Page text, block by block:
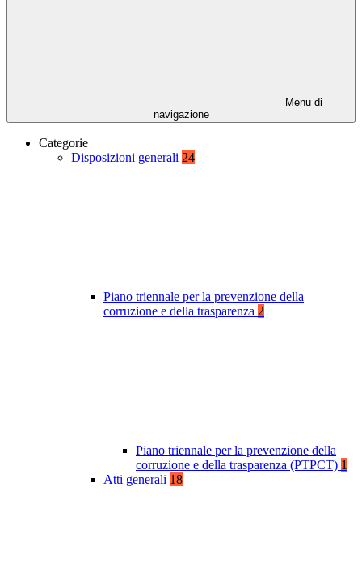
Menu di
navigazione
Categorie
Disposizioni generali 24
Piano triennale per la prevenzione della
corruzione e della trasparenza 2
Piano triennale per la prevenzione della
corruzione e della trasparenza (PTPCT) 1
Atti generali 18